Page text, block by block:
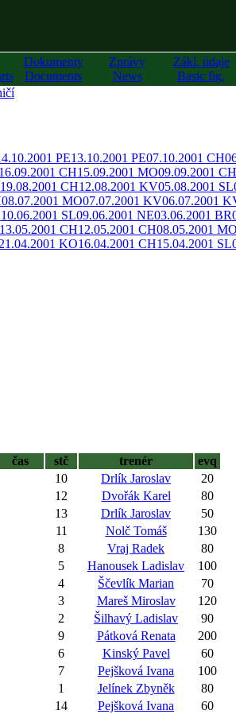
Dokumenty
Documents
Zprávy
News
Zákl. údaje
Basic fig.
PE13.10.2001 PE07.10.2001 CH
16.09.2001 CH15.09.2001 MO09.09.2001 CH
19.08.2001 CH12.08.2001 KV05.08.2001 SL
08.07.2001 MO07.07.2001 KV06.07.2001
10.06.2001 SL09.06.2001 NE03.06.2001 BR
13.05.2001 CH12.05.2001 CH08.05.2001 MO
21.04.2001 KO16.04.2001 CH15.04.2001 SL
čas stč trenér
evq
10 Drlík Jaroslav
20
12 Dvořák Karel
80
13 Drlík Jaroslav
50
11 Nolč Tomáš
130
8 Vraj Radek
80
5 Hanousek Ladislav
100
4 Ščevlík Marian
70
3 Mareš Miroslav
120
2 Šilhavý Ladislav
90
9 Pátková Renata
200
6 Kinský Pavel
60
7 Pejšková Ivana
100
1 Jelínek Zbyněk
80
14 Pejšková Ivana
60